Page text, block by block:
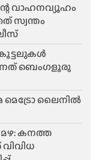
വാഹനവ്യൂഹം
സ്വന്തം
ബെംഗളൂരു
മെട്രോ ലൈനിൽ
കനത്ത